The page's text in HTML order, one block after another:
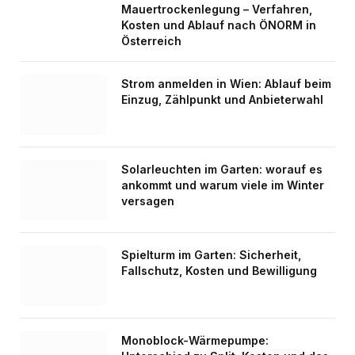
Mauertrockenlegung – Verfahren,
Kosten und Ablauf nach ÖNORM in
Österreich
Strom anmelden in Wien: Ablauf beim
Einzug, Zählpunkt und Anbieterwahl
Solarleuchten im Garten: worauf es
ankommt und warum viele im Winter
versagen
Spielturm im Garten: Sicherheit,
Fallschutz, Kosten und Bewilligung
Monoblock-Wärmepumpe: